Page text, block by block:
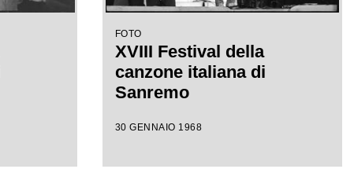
FOTO
XVIII Festival della
canzone italiana di
Sanremo
30 GENNAIO 1968